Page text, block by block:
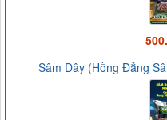
Sâm Dây (Hồng Đẳng